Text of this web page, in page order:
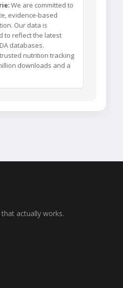
We are committed to
evidence-based
Our data is
to reflect the latest
databases.
nutrition tracking
downloads and a
actually works.